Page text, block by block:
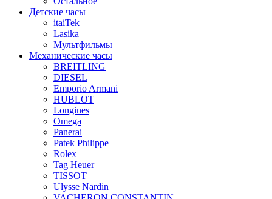
Детские часы
itaiTek
Lasika
Мультфильмы
Механические часы
BREITLING
DIESEL
Emporio Armani
HUBLOT
Longines
Omega
Panerai
Patek Philippe
Rolex
Tag Heuer
TISSOT
Ulysse Nardin